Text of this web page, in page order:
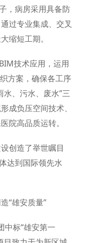
，病房采用具备防
过专业集成、交叉
缩短工期。
技术应用，运用
方案，确保各工序
水、污水、废水”三
成负压空间技术、
院高品质运转。
创造了举世瞩目
达到国际领先水
“雄安质量”
标“雄安第一